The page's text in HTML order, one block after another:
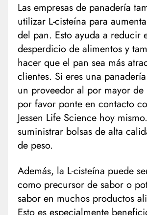
Las empresas de panadería
utilizar L-cisteína para
del pan. Esto ayuda a reducir
desperdicio de alimentos y
hacer que el pan sea más
clientes. Si eres una
un proveedor al por mayor de
por favor ponte en contacto
Jessen Life Science hoy
suministrar bolsas de alta
de peso.
Además, la L-cisteína puede
como precursor de sabor o
sabor en muchos productos